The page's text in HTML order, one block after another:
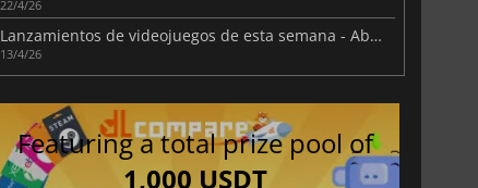
22/4/26
Lanzamientos de videojuegos de esta semana - Abril 2026 (Semana 16)
13/4/26
Featuring a total prize pool of
1,000 USDT